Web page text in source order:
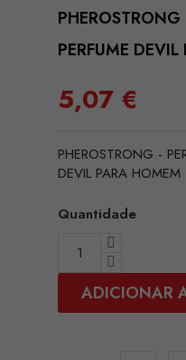
PERFUME
5,07 €
PHEROSTRONG -
DEVIL PARA HOMEM
Quantidade
ADICIONAR